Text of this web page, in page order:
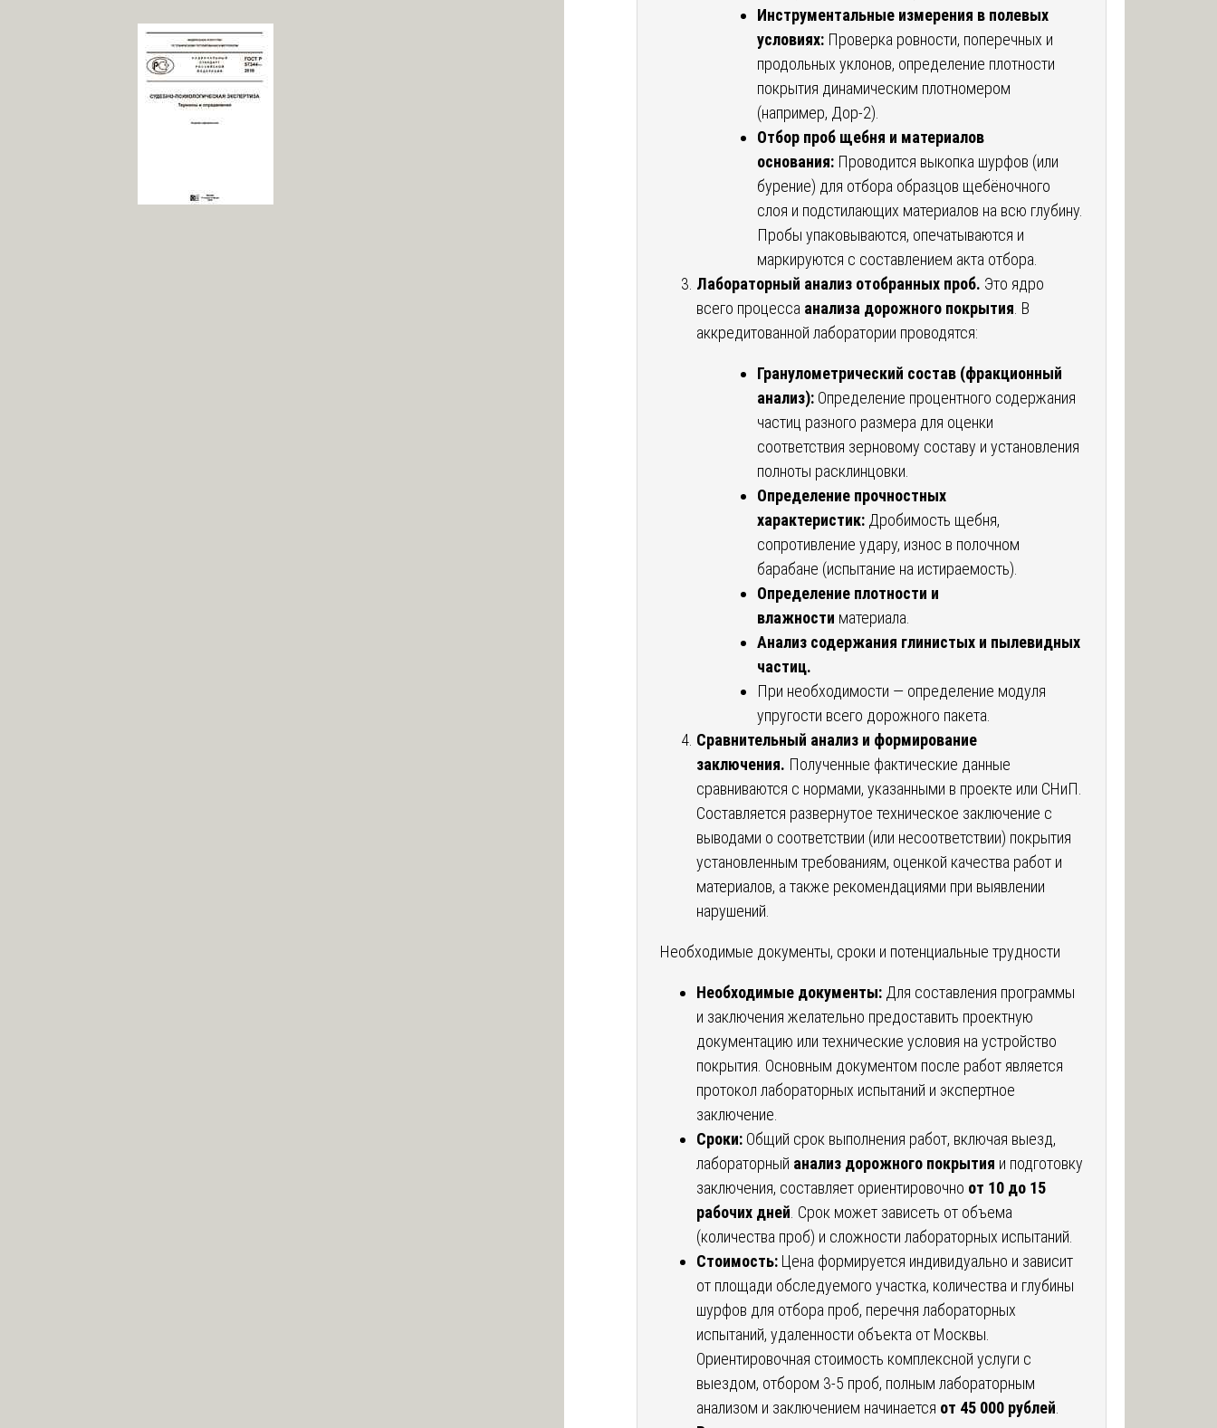
Инструментальные измерения в полевых
условиях: Проверка ровности, поперечных и
продольных уклонов, определение плотности
покрытия динамическим плотномером
(например, Дор-2).
Отбор проб щебня и материалов
основания: Проводится выкопка шурфов (или
бурение) для отбора образцов щебёночного
слоя и подстилающих материалов на всю глубину.
Пробы упаковываются, опечатываются и
маркируются с составлением акта отбора.
Лабораторный анализ отобранных проб. Это ядро
всего процесса анализа дорожного покрытия . В
аккредитованной лаборатории проводятся:
Гранулометрический состав (фракционный
анализ): Определение процентного содержания
частиц разного размера для оценки
соответствия зерновому составу и установления
полноты расклинцовки.
Определение прочностных
характеристик: Дробимость щебня,
сопротивление удару, износ в полочном
барабане (испытание на истираемость).
Определение плотности и
влажности материала.
Анализ содержания глинистых и пылевидных
частиц.
При необходимости — определение модуля
упругости всего дорожного пакета.
Сравнительный анализ и формирование
заключения. Полученные фактические данные
сравниваются с нормами, указанными в проекте или СНиП.
Составляется развернутое техническое заключение с
выводами о соответствии (или несоответствии) покрытия
установленным требованиям, оценкой качества работ и
материалов, а также рекомендациями при выявлении
нарушений.
Необходимые документы, сроки и потенциальные трудности
Необходимые документы: Для составления программы
и заключения желательно предоставить проектную
документацию или технические условия на устройство
покрытия. Основным документом после работ является
протокол лабораторных испытаний и экспертное
заключение.
Сроки: Общий срок выполнения работ, включая выезд,
лабораторный анализ дорожного покрытия и подготовку
заключения, составляет ориентировочно от 10 до 15
рабочих дней . Срок может зависеть от объема
(количества проб) и сложности лабораторных испытаний.
Стоимость: Цена формируется индивидуально и зависит
от площади обследуемого участка, количества и глубины
шурфов для отбора проб, перечня лабораторных
испытаний, удаленности объекта от Москвы.
Ориентировочная стоимость комплексной услуги с
выездом, отбором 3-5 проб, полным лабораторным
анализом и заключением начинается от 45 000 рублей